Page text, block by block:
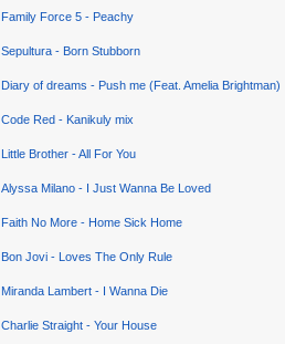
Family Force 5 - Peachy
Sepultura - Born Stubborn
Diary of dreams - Push me (Feat. Amelia Brightman)
Code Red - Kanikuly mix
Little Brother - All For You
Alyssa Milano - I Just Wanna Be Loved
Faith No More - Home Sick Home
Bon Jovi - Loves The Only Rule
Miranda Lambert - I Wanna Die
Charlie Straight - Your House